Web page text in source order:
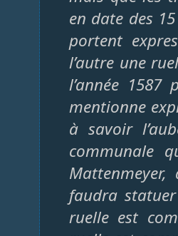
en date des
portent
l’autre une
l’année
mentionne
à savoir
communale
faudra
ruelle est